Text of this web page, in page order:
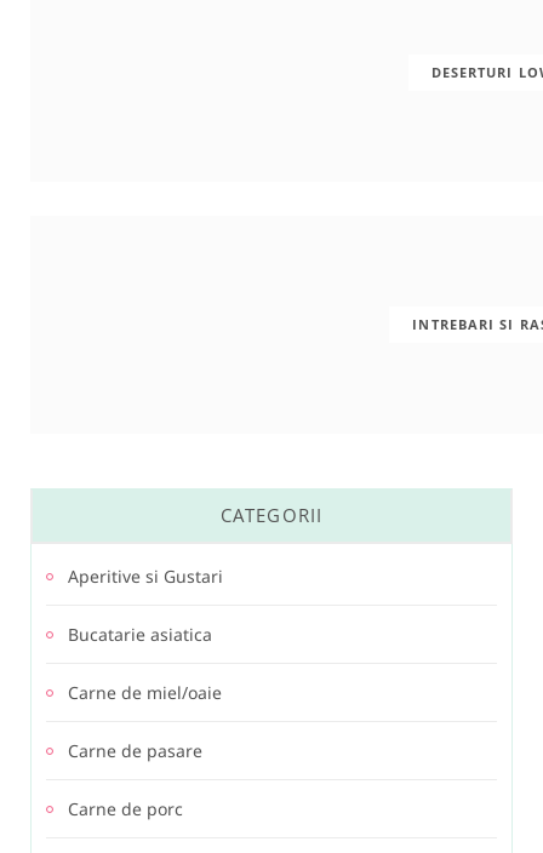
DESERTURI
INTREBARI SI
CATEGORII
Aperitive si Gustari
Bucatarie asiatica
Carne de miel/oaie
Carne de pasare
Carne de porc